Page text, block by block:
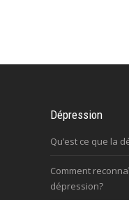
Dépression
Qu’est ce que la
Comment
dépression?